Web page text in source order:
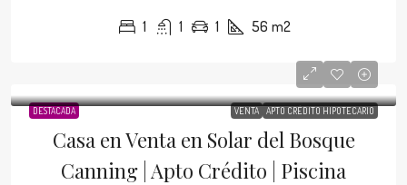
1 1 1 56 m2
DESTACADA VENTA APTO CRÉDITO HIPOTECARIO
Casa en Venta en Solar del Bosque
Canning | Apto Crédito | Piscina